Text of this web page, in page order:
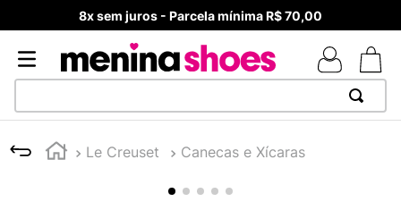
8x sem juros - Parcela mínima R$ 70,00
Le Creuset Canecas e Xícaras
1
TÊNIS NEWS BALANCE 530